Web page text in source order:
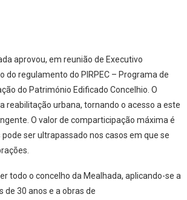
aprovou, em reunião de Executivo
do regulamento do PIRPEC – Programa de
do Património Edificado Concelhio. O
reabilitação urbana, tornando o acesso a este
O valor de comparticipação máxima é
ser ultrapassado nos casos em que se
todo o concelho da Mealhada, aplicando-se a
de 30 anos e a obras de